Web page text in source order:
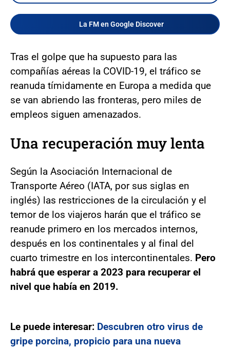
La FM en Google Discover
Tras el golpe que ha supuesto para las
compañías aéreas la COVID-19, el tráfico se
reanuda tímidamente en Europa a medida que
se van abriendo las fronteras, pero miles de
empleos siguen amenazados.
Una recuperación muy lenta
Según la Asociación Internacional de
Transporte Aéreo (IATA, por sus siglas en
inglés) las restricciones de la circulación y el
temor de los viajeros harán que el tráfico se
reanude primero en los mercados internos,
después en los continentales y al final del
cuarto trimestre en los intercontinentales. Pero
habrá que esperar a 2023 para recuperar el
nivel que había en 2019.
Le puede interesar: Descubren otro virus de
gripe porcina, propicio para una nueva